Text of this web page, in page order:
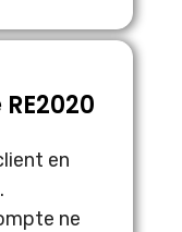
en
ne